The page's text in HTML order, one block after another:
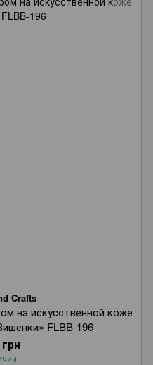
Crafts
на искусственной коже
FLBB-196